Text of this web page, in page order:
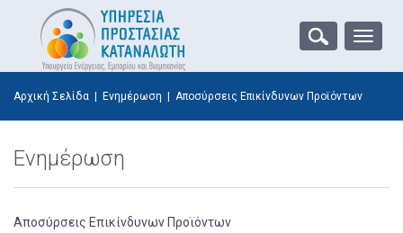
Toggle
Αρχική Σελίδα Ενημέρωση Αποσύρσεις Επικίνδυνων Προϊόντων
Ενημέρωση
Αποσύρσεις Επικίνδυνων Προϊόντων